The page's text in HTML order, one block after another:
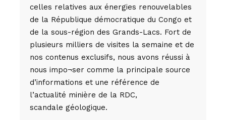
celles relatives aux énergies renouvelables
de la République démocratique du Congo et
de la sous-région des Grands-Lacs. Fort de
plusieurs milliers de visites la semaine et de
nos contenus exclusifs, nous avons réussi à
nous impo¬ser comme la principale source
d’informations et une référence de
l’actualité minière de la RDC,
scandale géologique.